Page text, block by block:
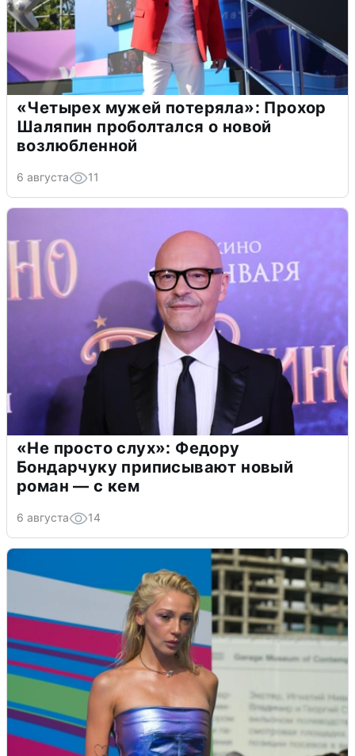
«Четырех мужей потеряла»: Прохор
Шаляпин проболтался о новой
возлюбленной
6 августа 11
«Не просто слух»: Федору
Бондарчуку приписывают новый
роман — с кем
6 августа 14